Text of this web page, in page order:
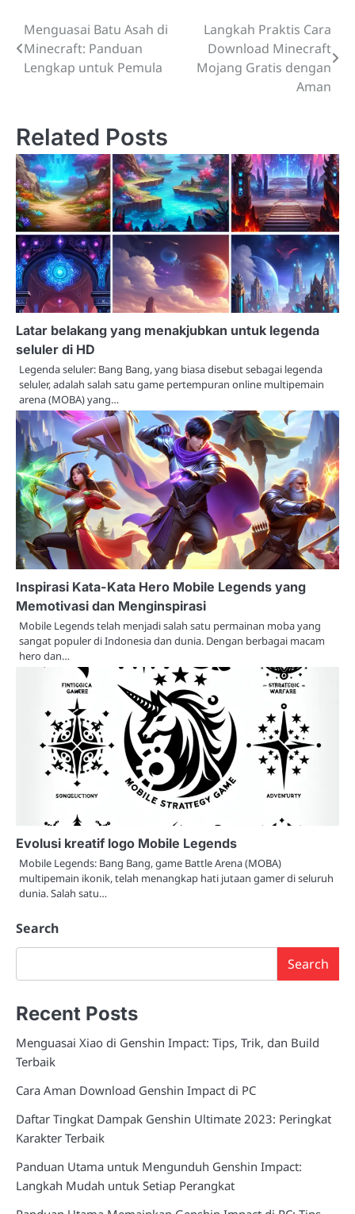
Post
navigation
Menguasai Batu Asah di
Minecraft: Panduan
Lengkap untuk Pemula
Langkah Praktis Cara
Download Minecraft
Mojang Gratis dengan
Aman
Related Posts
Latar belakang yang menakjubkan untuk legenda
seluler di HD
Legenda seluler: Bang Bang, yang biasa disebut sebagai legenda
seluler, adalah salah satu game pertempuran online multipemain
arena (MOBA) yang…
Inspirasi Kata-Kata Hero Mobile Legends yang
Memotivasi dan Menginspirasi
Mobile Legends telah menjadi salah satu permainan moba yang
sangat populer di Indonesia dan dunia. Dengan berbagai macam
hero dan…
Evolusi kreatif logo Mobile Legends
Mobile Legends: Bang Bang, game Battle Arena (MOBA)
multipemain ikonik, telah menangkap hati jutaan gamer di seluruh
dunia. Salah satu…
Search
Search
Recent Posts
Menguasai Xiao di Genshin Impact: Tips, Trik, dan Build
Terbaik
Cara Aman Download Genshin Impact di PC
Daftar Tingkat Dampak Genshin Ultimate 2023: Peringkat
Karakter Terbaik
Panduan Utama untuk Mengunduh Genshin Impact:
Langkah Mudah untuk Setiap Perangkat